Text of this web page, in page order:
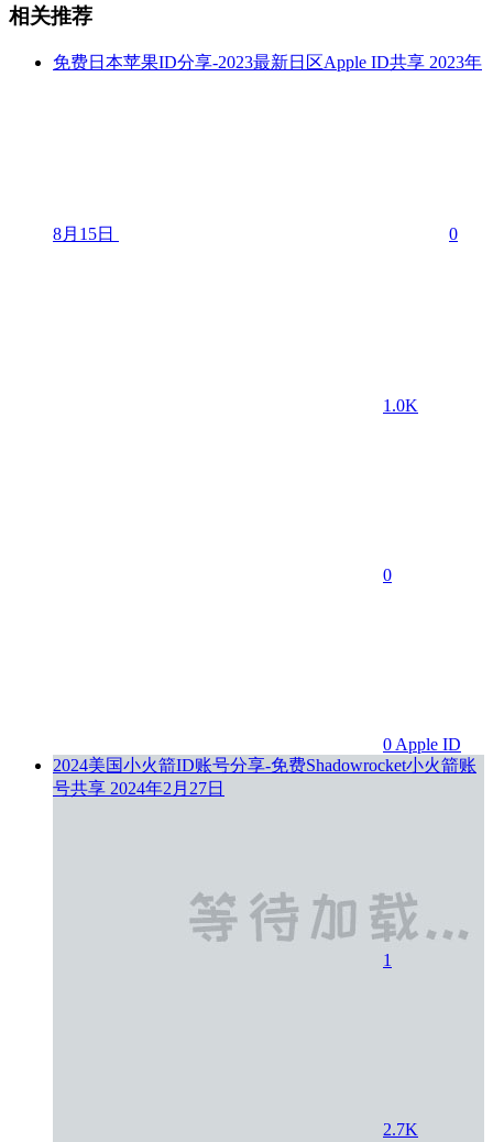
相关推荐
免费日本苹果ID分享-2023最新日区Apple ID共享 2023年
8月15日 0
1.0K
0
0 Apple ID
2024美国小火箭ID账号分享-免费Shadowrocket小火箭账
号共享 2024年2月27日
1
2.7K